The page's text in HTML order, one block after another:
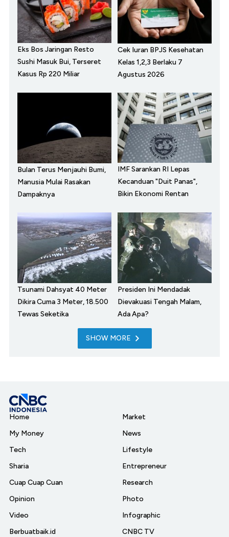
Eks Bos Jaringan Resto
Sushi Masuk Bui, Terseret
Kasus Rp 220 Miliar
Cek Iuran BPJS Kesehatan
Kelas 1,2,3 Berlaku 7
Agustus 2026
Bulan Terus Menjauhi Bumi,
Manusia Mulai Rasakan
Dampaknya
IMF Sarankan RI Lepas
Kecanduan "Duit Panas",
Bikin Ekonomi Rentan
Tsunami Dahsyat 40 Meter
Dikira Cuma 3 Meter, 18.500
Tewas Seketika
Presiden Ini Mendadak
Dievakuasi Tengah Malam,
Ada Apa?
SHOW MORE
Home
My Money
Tech
Sharia
Cuap Cuap Cuan
Opinion
Video
Berbuatbaik.id
Market
News
Lifestyle
Entrepreneur
Research
Photo
Infographic
CNBC TV